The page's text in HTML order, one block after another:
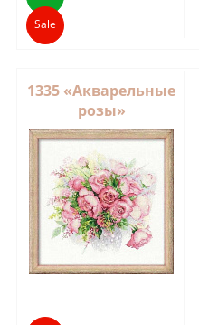
Sale
1335 «Акварельные
розы»